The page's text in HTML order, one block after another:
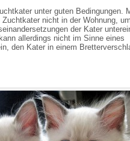
unter guten Bedingungen.
nicht in der Wohnung,
der Kater
allerdings nicht im Sinne eines
den Kater in einem